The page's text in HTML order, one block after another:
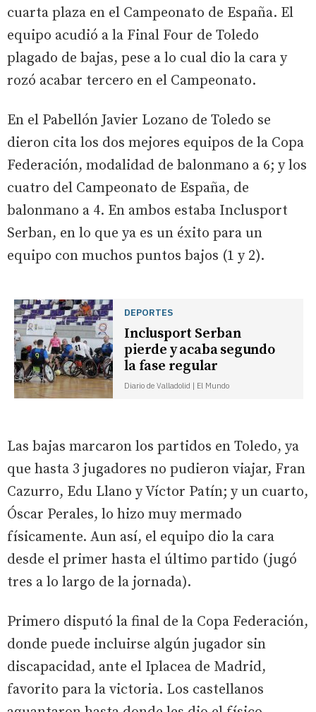
cuarta plaza en el Campeonato de España. El
equipo acudió a la Final Four de Toledo
plagado de bajas, pese a lo cual dio la cara y
rozó acabar tercero en el Campeonato.
En el Pabellón Javier Lozano de Toledo se
dieron cita los dos mejores equipos de la Copa
Federación, modalidad de balonmano a 6; y los
cuatro del Campeonato de España, de
balonmano a 4. En ambos estaba Inclusport
Serban, en lo que ya es un éxito para un
equipo con muchos puntos bajos (1 y 2).
DEPORTES
Inclusport Serban
pierde y acaba segundo
la fase regular
Diario de Valladolid | El Mundo
Las bajas marcaron los partidos en Toledo, ya
que hasta 3 jugadores no pudieron viajar, Fran
Cazurro, Edu Llano y Víctor Patín; y un cuarto,
Óscar Perales, lo hizo muy mermado
físicamente. Aun así, el equipo dio la cara
desde el primer hasta el último partido (jugó
tres a lo largo de la jornada).
Primero disputó la final de la Copa Federación,
donde puede incluirse algún jugador sin
discapacidad, ante el Iplacea de Madrid,
favorito para la victoria. Los castellanos